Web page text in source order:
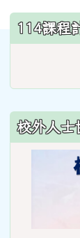
114課程
校外人士